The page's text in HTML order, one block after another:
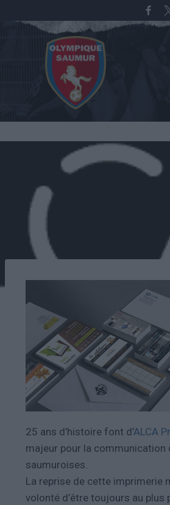
25 ans d’histoire font d’ALCA
majeur pour la communication
saumuroises.
La reprise de cette imprimerie
volonté d’être toujours au plus